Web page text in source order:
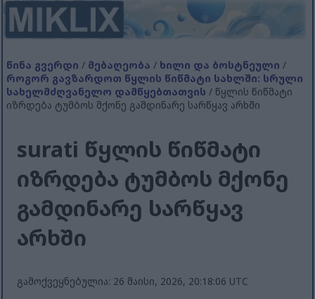
წინა გვერდი / მებაღეობა / ხილი და ბოსტნეული /
როგორ გავზარდოთ წყლის წიწმატი სახლში: სრული
სახელმძღვანელო დამწყებთათვის / წყლის წიწმატი
იზრდება ტუმბოს მქონე გამდინარე სარწყავ არხში
surati წყლის წიწმატი
იზრდება ტუმბოს მქონე
გამდინარე სარწყავ
არხში
გამოქვეყნებულია: 26 მაისი, 2026, 20:18:06 UTC